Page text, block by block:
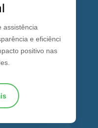
assistência
e eficiênci
positivo nas